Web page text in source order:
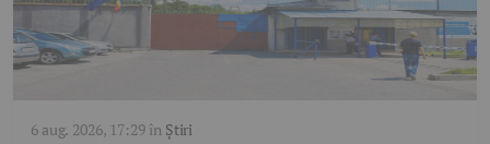
6 aug. 2026, 17:29în Știri